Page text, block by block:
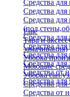
Средства
Средства
Средства
Средства для
Средства
Средства
Средства
Средства от
Средства
Еще
Тара и
замачивания)
Уборка
Моющие
Уборка
Средства для
Средства от